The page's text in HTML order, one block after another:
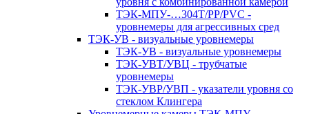
ТЭК-МПУ-…304Т/PP/PVC -
уровнемеры для агрессивных сред
ТЭК-УВ - визуальные уровнемеры
ТЭК-УВ - визуальные уровнемеры
ТЭК-УВТ/УВЦ - трубчатые
уровнемеры
ТЭК-УВР/УВП - указатели уровня со
стеклом Клингера